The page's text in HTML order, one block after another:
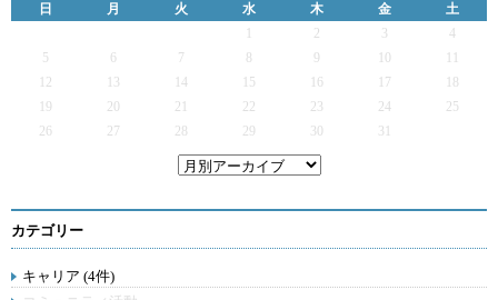
日 月 火 水 木 金
土
2 3
4
5
6 7 9
12
13 14 15 16 17
19
20 21 22 23 24
25
26
27 28 29 30 31
カテゴリー
キャリア (4件)